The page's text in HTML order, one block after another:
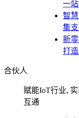
一
智
集
新
打
合伙人
赋能IoT行业,
互通